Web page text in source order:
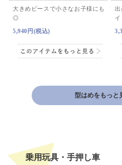
大きめピースで小さなお子様にも
◎
5,940円(税込)
出
イ
型はめをもっと
乗用玩具・手押し車